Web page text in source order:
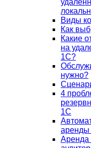
Виды
Как
Какие
на
1С?
нужно?
4
1С
Аренда